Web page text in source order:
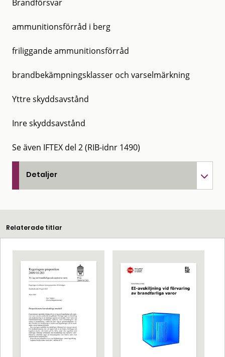
Brandförsvar
ammunitionsförråd i berg
friliggande ammunitionsförråd
brandbekämpningsklasser och varselmärkning
Yttre skyddsavstånd
Inre skyddsavstånd
Se även IFTEX del 2 (RIB-idnr 1490)
Detaljer
Relaterade titlar